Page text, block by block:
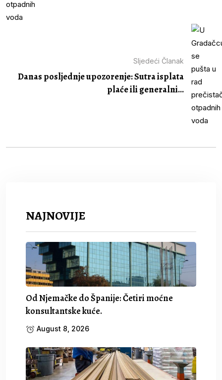
Sljedeći Članak
Danas posljednje upozorenje: Sutra isplata
plaće ili generalni...
NAJNOVIJE
Od Njemačke do Španije: Četiri moćne
konsultantske kuće.
August 8, 2026